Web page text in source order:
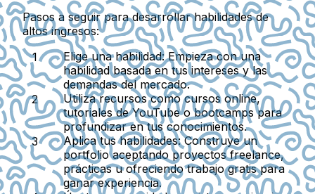
Pasos a seguir para desarrollar habilidades de
altos ingresos:
Elige una habilidad:Empieza con una
habilidad basada en tus intereses y las
demandas del mercado.
Utiliza recursos como cursos online,
tutoriales de YouTube o bootcamps para
profundizar en tus conocimientos.
Aplica tus habilidades:Construye un
portfolio aceptando proyectos freelance,
prácticas u ofreciendo trabajo gratis para
ganar experiencia.